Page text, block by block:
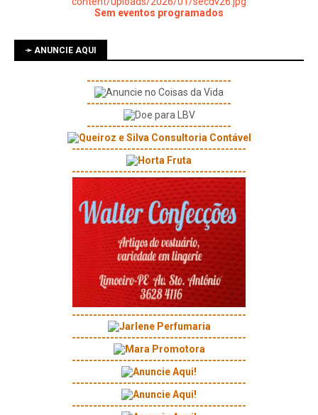
Sem eventos programados
➛ ANUNCIE AQUI
----------------------------------
----------------------------------
----------------------------------
-----------------------------------------
-----------------------------------------
-----------------------------------------
-----------------------------------------
-----------------------------------------
-----------------------------------------
-----------------------------------------